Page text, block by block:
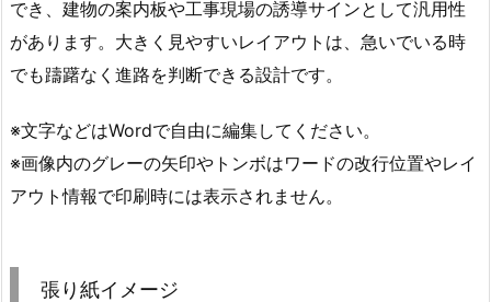
でき、建物の案内板や工事現場の誘導サインとして汎用性
があります。大きく見やすいレイアウトは、急いでいる時
でも躊躇なく進路を判断できる設計です。
※文字などはWordで自由に編集してください。
※画像内のグレーの矢印やトンボはワードの改行位置やレイ
アウト情報で印刷時には表示されません。
張り紙イメージ